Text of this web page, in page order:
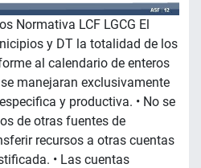
Normativa LCF LGCG El
y DT la totalidad de los
al calendario de enteros
manejaran exclusivamente
y productiva. • No se
de otras fuentes de
recursos a otras cuentas
• Las cuentas